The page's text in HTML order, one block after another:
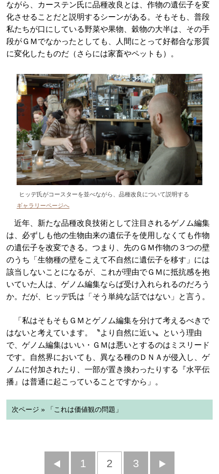
ながら、カーステン氏に品種改良とは、作物の遺伝子を変
化させることだと説明するシーンがある。そもそも、普段
私たちが口にしている野菜や果物、穀物の大半は、その手
段がＧＭでなかったとしても、人間にとって好都合な形質
に変化したものだ（さらには家畜やペットも）。
ヒッデ氏がコースターを並べながら、品種改良について説明する
ギャラリーページへ
近年、新たな品種改良技術として注目されるゲノム編集
は、必ずしも他の生物由来の遺伝子を使用しなくても作物
の遺伝子を改変できる。つまり、先のＧＭ作物の３つの壁
のうち「生物種の壁をこえて不自然に遺伝子を移す」には
該当しないことになるが、これが理由でＧＭに抵抗感を抱
いていた人は、ゲノム編集ならば受け入れられるのだろう
か。だが、ヒッデ氏は「そう単純な話ではない」と言う。
「私はそもそもＧＭとゲノム編集を分けて考えるべきで
はないと考えています。〝より自然に近い〟という理由
で、ゲノム編集はいい・ＧＭは悪いとするのはミスリード
です。自然界においても、異なる種のＤＮＡが侵入し、ゲ
ノムに付加されたり、一部が置き換わったりする『水平伝
播』は普通に起こっていることですから」。
次ページ » 「これは価値観の問題」
前
1 2 3